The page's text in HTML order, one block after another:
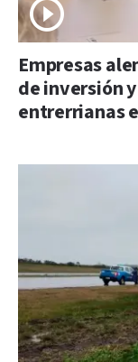
Empresas
de inversión
entrerrianas